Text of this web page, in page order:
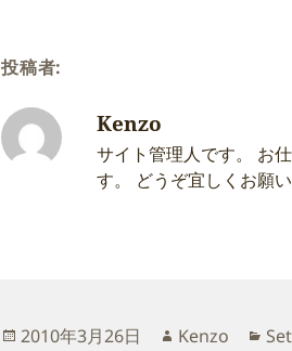
投稿者:
Kenzo
サイト管理人です。 お
す。 どうぞ宜しくお願
投
2010年3月26日
作
Kenzo
カ